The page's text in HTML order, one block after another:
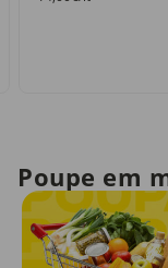
Poupe em